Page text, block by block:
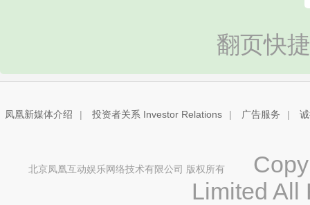
翻页快
凤凰新媒体介绍 | 投资者关系 Investor Relations | 广告服务 |
北京凤凰互动娱乐网络技术有限公司 版权所有
Limited All